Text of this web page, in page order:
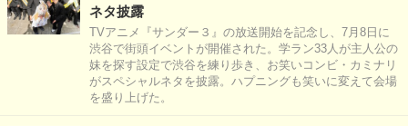
ネタ披露
TVアニメ『サンダー３』の放送開始を記念し、7月8日に
渋谷で街頭イベントが開催された。学ラン33人が主人公の
妹を探す設定で渋谷を練り歩き、お笑いコンビ・カミナリ
がスペシャルネタを披露。ハプニングも笑いに変えて会場
を盛り上げた。